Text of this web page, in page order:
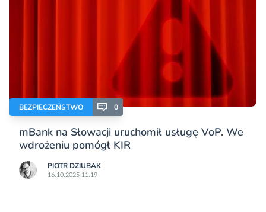
BEZPIECZEŃSTWO 0
mBank na Słowacji uruchomił usługę VoP. We
wdrożeniu pomógł KIR
PIOTR DZIUBAK
16.10.2025 11:19